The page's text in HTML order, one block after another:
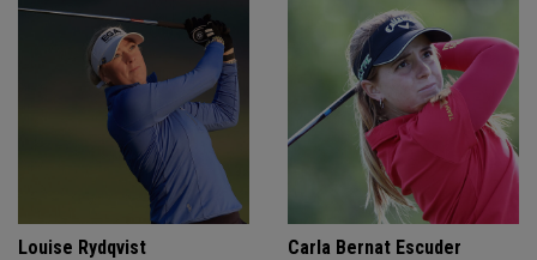
Louise Rydqvist Carla Bernat Escuder